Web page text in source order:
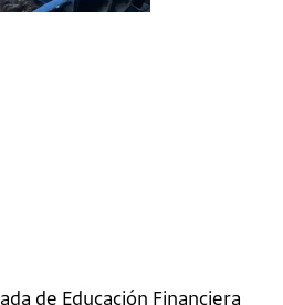
de Educación Financiera